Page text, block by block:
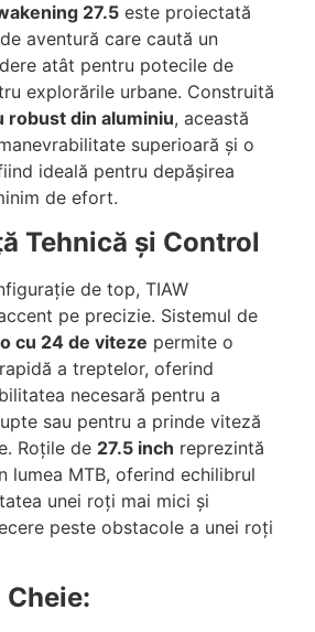
27.5 este proiectată
aventură care caută un
atât pentru potecile de
explorările urbane. Construită
robust din aluminiu, această
superioară și o
ideală pentru depășirea
de efort.
Tehnică și Control
de top, TIAW
pe precizie. Sistemul de
cu 24 de viteze permite o
a treptelor, oferind
necesară pentru a
sau pentru a prinde viteză
Roțile de 27.5 inch reprezintă
lumea MTB, oferind echilibrul
unei roți mai mici și
peste obstacole a unei roți